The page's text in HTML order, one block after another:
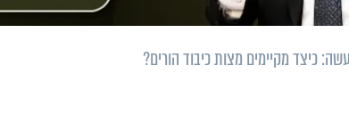
כיצד מקיימים מצות כיבוד הורים?